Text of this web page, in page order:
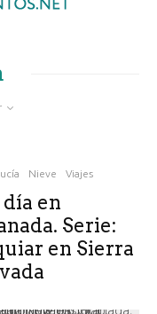
Nieve Viajes
en
Serie:
en Sierra